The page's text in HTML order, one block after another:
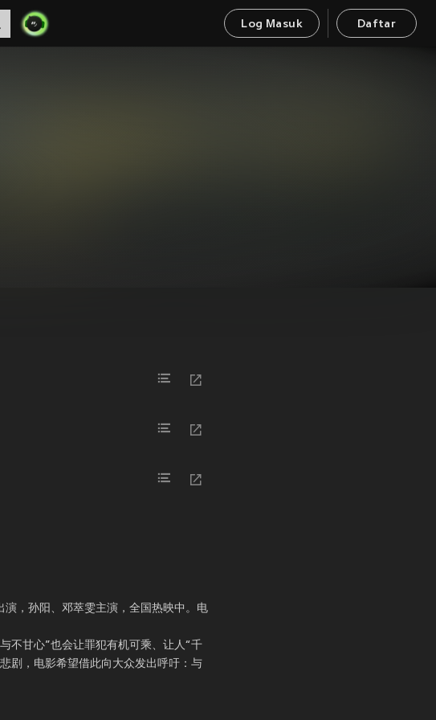
Log Masuk Daftar
，孙阳、邓萃雯主演，全国热映中。电
不甘心”也会让罪犯有机可乘、让人“千
剧，电影希望借此向大众发出呼吁：与